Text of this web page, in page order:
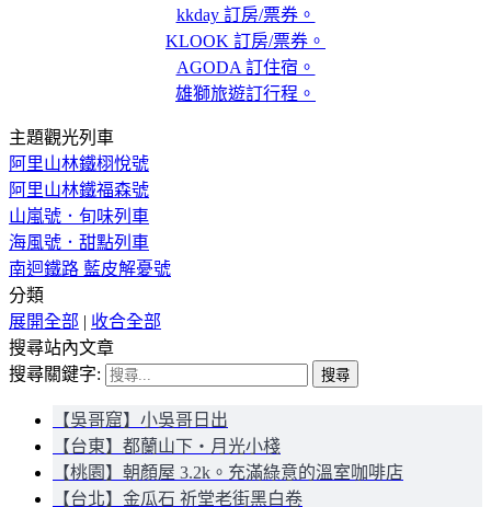
kkday 訂房/票券。
KLOOK 訂房/票券。
AGODA 訂住宿。
雄獅旅遊訂行程。
主題觀光列車
阿里山林鐵栩悅號
阿里山林鐵福森號
山嵐號．旬味列車
海風號．甜點列車
南迴鐵路 藍皮解憂號
分類
展開全部 | 收合全部
搜尋站內文章
搜尋關鍵字:
【吳哥窟】小吳哥日出
【台東】都蘭山下‧月光小棧
【桃園】朝顏屋 3.2k。充滿綠意的溫室咖啡店
【台北】金瓜石 祈堂老街黑白卷